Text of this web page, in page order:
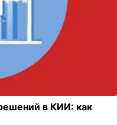
в КИИ: как